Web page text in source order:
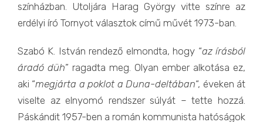
színházban. Utoljára Harag György vitte színre az
erdélyi író Tornyot választok című művét 1973-ban.
Szabó K. István rendező elmondta, hogy “az írásból
áradó düh” ragadta meg. Olyan ember alkotása ez,
aki “megjárta a poklot a Duna-deltában“, éveken át
viselte az elnyomó rendszer súlyát – tette hozzá.
Páskándit 1957-ben a román kommunista hatóságok